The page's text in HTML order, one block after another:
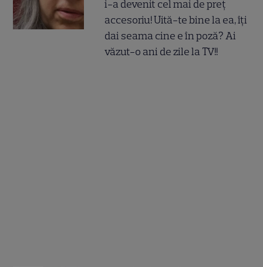
i-a devenit cel mai de preț
accesoriu! Uită-te bine la ea, îți
dai seama cine e în poză? Ai
văzut-o ani de zile la TV!!